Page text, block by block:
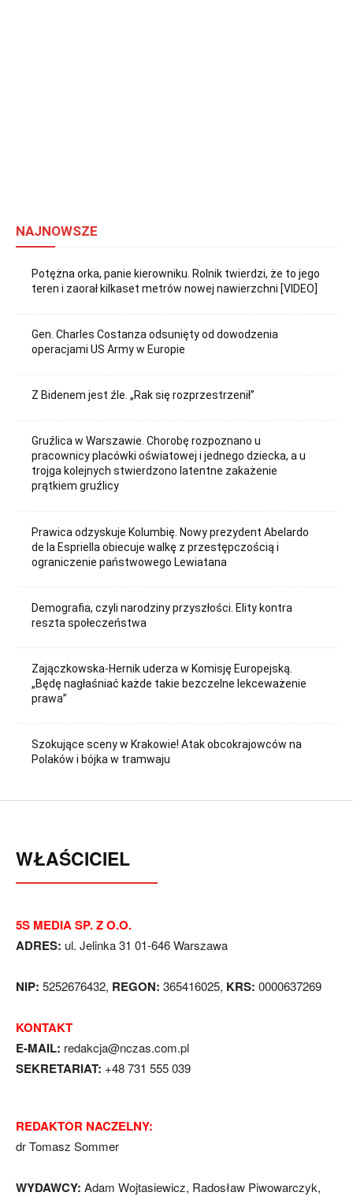
NAJNOWSZE
Potężna orka, panie kierowniku. Rolnik twierdzi, że to jego
teren i zaorał kilkaset metrów nowej nawierzchni [VIDEO]
Gen. Charles Costanza odsunięty od dowodzenia
operacjami US Army w Europie
Z Bidenem jest źle. „Rak się rozprzestrzenił”
Gruźlica w Warszawie. Chorobę rozpoznano u
pracownicy placówki oświatowej i jednego dziecka, a u
trojga kolejnych stwierdzono latentne zakażenie
prątkiem gruźlicy
Prawica odzyskuje Kolumbię. Nowy prezydent Abelardo
de la Espriella obiecuje walkę z przestępczością i
ograniczenie państwowego Lewiatana
Demografia, czyli narodziny przyszłości. Elity kontra
reszta społeczeństwa
Zajączkowska-Hernik uderza w Komisję Europejską.
„Będę nagłaśniać każde takie bezczelne lekceważenie
prawa”
Szokujące sceny w Krakowie! Atak obcokrajowców na
Polaków i bójka w tramwaju
WŁAŚCICIEL
5S MEDIA SP. Z O.O.
ADRES: ul. Jelinka 31 01-646 Warszawa
NIP: 5252676432, REGON: 365416025, KRS: 0000637269
KONTAKT
E-MAIL: redakcja@nczas.com.pl
SEKRETARIAT: +48 731 555 039
REDAKTOR NACZELNY:
dr Tomasz Sommer
WYDAWCY: Adam Wojtasiewicz, Radosław Piwowarczyk,